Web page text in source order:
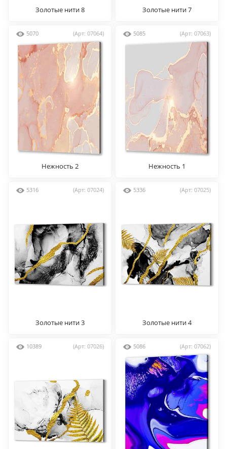
Золотые нити 8 Золотые нити 7
5070 (Арт: 07064)
Нежность 2
5085 (Арт: 07063)
Нежность 1
5316 (Арт: 07024)
Золотые нити 3
5336 (Арт: 07025)
Золотые нити 4
10389 (Арт: 07026) 5086 (Арт: 07062)